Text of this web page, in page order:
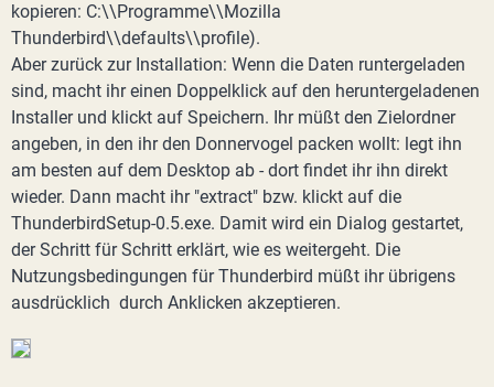
kopieren: C:\\Programme\\Mozilla
Thunderbird\\defaults\\profile).
Aber zurück zur Installation: Wenn die Daten runtergeladen
sind, macht ihr einen Doppelklick auf den heruntergeladenen
Installer und klickt auf Speichern. Ihr müßt den Zielordner
angeben, in den ihr den Donnervogel packen wollt: legt ihn
am besten auf dem Desktop ab - dort findet ihr ihn direkt
wieder. Dann macht ihr "extract" bzw. klickt auf die
ThunderbirdSetup-0.5.exe. Damit wird ein Dialog gestartet,
der Schritt für Schritt erklärt, wie es weitergeht. Die
Nutzungsbedingungen für Thunderbird müßt ihr übrigens
ausdrücklich durch Anklicken akzeptieren.